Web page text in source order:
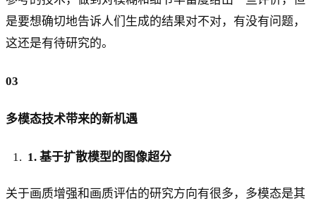
是要想确切地告诉人们生成的结果对不对，有没有问题，
这还是有待研究的。
03
多模态技术带来的新机遇
1. 基于扩散模型的图像超分
关于画质增强和画质评估的研究方向有很多，多模态是其